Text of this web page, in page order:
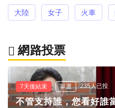
大陸 女子 火車
網路投票
7天後結束 單選 235人已投
不管支持誰，您看好誰